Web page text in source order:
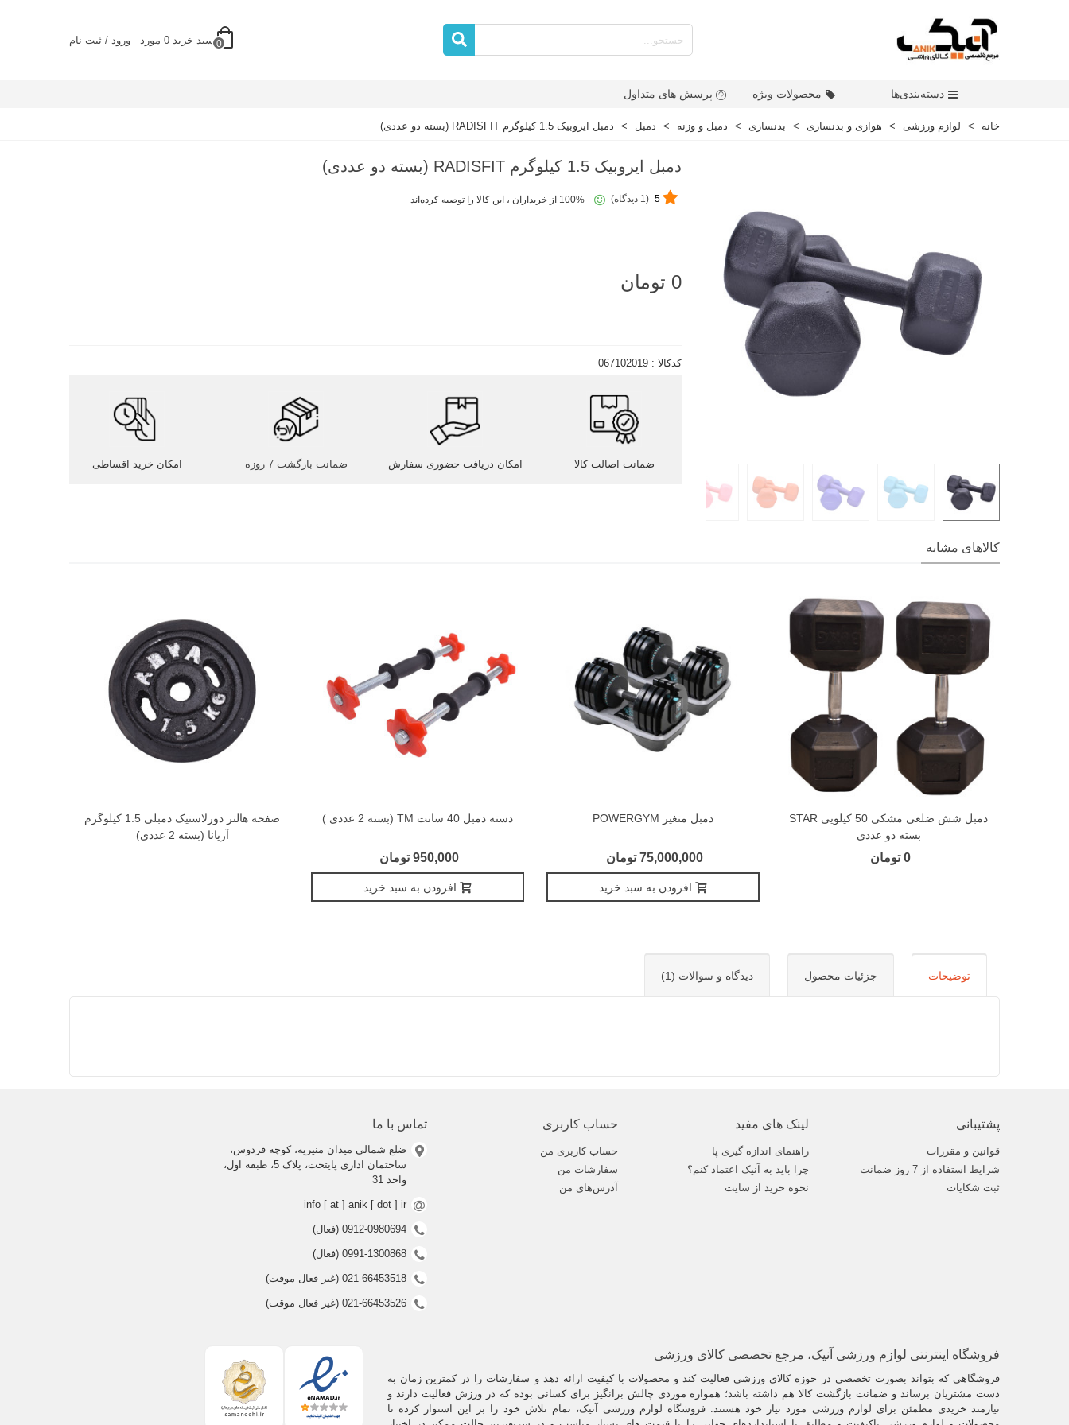
0 سبد خرید 0 مورد ورود / ثبت نام
دسته‌بندی‌ها محصولات ویژه پرسش های متداول
خانه > لوازم ورزشی > هوازی و بدنسازی > بدنسازی > دمبل و وزنه > دمبل > دمبل ایروبیک 1.5 کیلوگرم RADISFIT (بسته دو عددی)
دمبل ایروبیک 1.5 کیلوگرم RADISFIT (بسته دو عددی)
5 (1 دیدگاه)
0 تومان
کدکالا : 067102019
ضمانت اصالت کالا امکان دریافت حضوری سفارش ضمانت بازگشت 7 روزه امکان خرید اقساطی
کالاهای مشابه
دمبل شش ضلعی مشکی 50 کیلویی STAR
بسته دو عددی
0 تومان
دمبل متغیر POWERGYM
75,000,000 تومان
افزودن به سبد خرید
دسته دمبل 40 سانت TM (بسته 2 عددی )
950,000 تومان
افزودن به سبد خرید
صفحه هالتر دورلاستیک دمبلی 1.5 کیلوگرم
آریانا (بسته 2 عددی)
توضیحات جزئیات محصول دیدگاه و سوالات (1)
پشتیبانی
قوانین و مقررات
شرایط استفاده از 7 روز ضمانت
ثبت شکایات
لینک های مفید
راهنمای اندازه گیری پا
چرا باید به آنیک اعتماد کنم؟
نحوه خرید از سایت
حساب کاربری
حساب کاربری من
سفارشات من
آدرس‌های من
تماس با ما
ضلع شمالی میدان منیریه، کوچه فردوس،
ساختمان اداری پایتخت، پلاک 5، طبقه اول،
واحد 31
info [ at ] anik [ dot ] ir
0912-0980694 (فعال)
0991-1300868 (فعال)
021-66453518 (غیر فعال موقت)
021-66453526 (غیر فعال موقت)
فروشگاه اینترنتی لوازم ورزشی آنیک، مرجع تخصصی کالای ورزشی
فروشگاهی که بتواند بصورت تخصصی در حوزه کالای ورزشی فعالیت کند و محصولات با کیفیت ارائه دهد و سفارشات را در کمترین زمان به
دست مشتریان برساند و ضمانت بازگشت کالا هم داشته باشد؛ همواره موردی چالش برانگیز برای کسانی بوده که در ورزش فعالیت دارند و
نیازمند خریدی مطمئن برای لوازم ورزشی مورد نیاز خود هستند. فروشگاه لوازم ورزشی آنیک، تمام تلاش خود را بر این استوار کرده تا